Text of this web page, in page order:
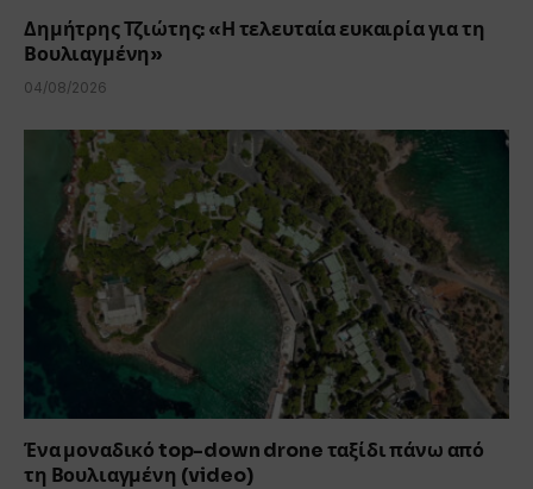
Δημήτρης Τζιώτης: «Η τελευταία ευκαιρία για τη
Βουλιαγμένη»
04/08/2026
Ένα μοναδικό top-down drone ταξίδι πάνω από
τη Βουλιαγμένη (video)